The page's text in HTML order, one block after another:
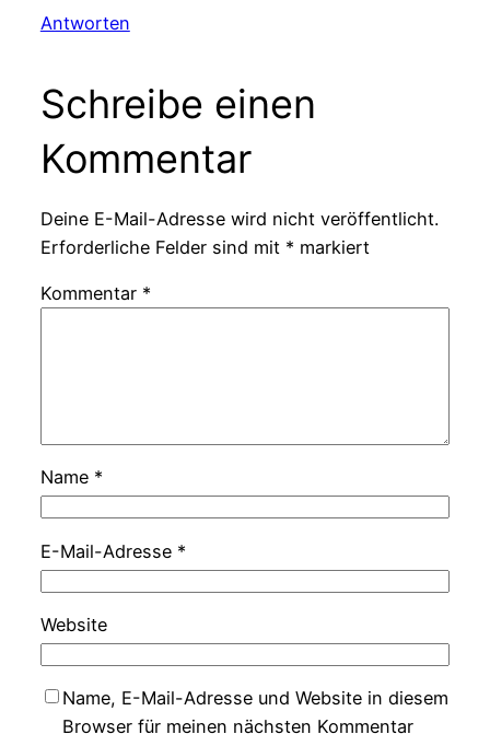
Antworten
Schreibe einen
Kommentar
Deine E-Mail-Adresse wird nicht veröffentlicht.
Erforderliche Felder sind mit * markiert
Kommentar *
Name *
E-Mail-Adresse *
Website
Name, E-Mail-Adresse und Website in diesem
Browser für meinen nächsten Kommentar